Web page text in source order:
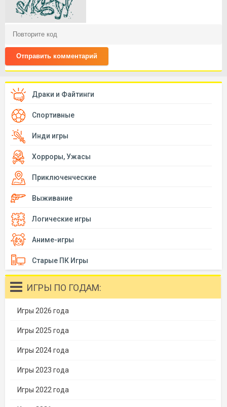
Отправить комментарий
Драки и Файтинги
Спортивные
Инди игры
Хорроры, Ужасы
Приключенческие
Выживание
Логические игры
Аниме-игры
Старые ПК Игры
ИГРЫ ПО ГОДАМ:
Игры 2026 года
Игры 2025 года
Игры 2024 года
Игры 2023 года
Игры 2022 года